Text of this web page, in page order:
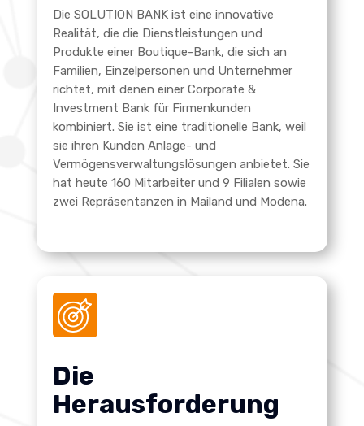
Die SOLUTION BANK ist eine innovative
Realität, die die Dienstleistungen und
Produkte einer Boutique-Bank, die sich an
Familien, Einzelpersonen und Unternehmer
richtet, mit denen einer Corporate &
Investment Bank für Firmenkunden
kombiniert. Sie ist eine traditionelle Bank, weil
sie ihren Kunden Anlage- und
Vermögensverwaltungslösungen anbietet. Sie
hat heute 160 Mitarbeiter und 9 Filialen sowie
zwei Repräsentanzen in Mailand und Modena.
Die
Herausforderung